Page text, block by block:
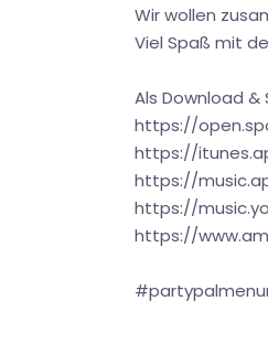
Wir wollen
Viel Spaß mit
Als Download &
https://
https://
https://
https://
https://